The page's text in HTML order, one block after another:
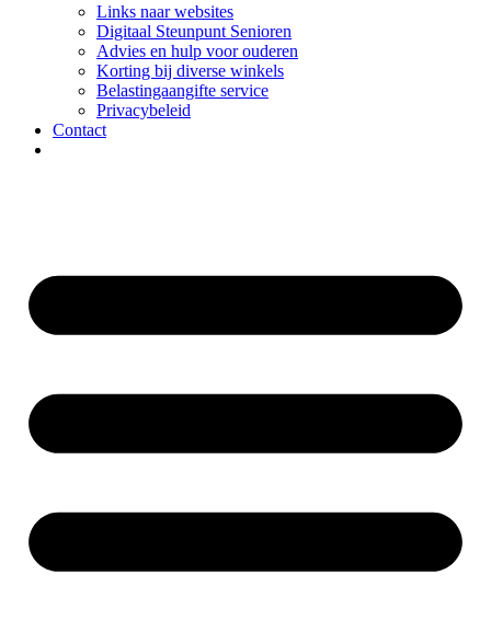
Links naar websites
Digitaal Steunpunt Senioren
Advies en hulp voor ouderen
Korting bij diverse winkels
Belastingaangifte service
Privacybeleid
Contact